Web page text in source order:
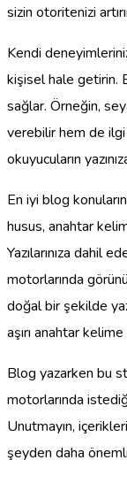
sizin otoritenizi
Kendi
kişisel hale getirin.
sağlar. Örneğin,
verebilir hem de
okuyucuların
En iyi blog
husus, anahtar
Yazılarınıza dahil
motorlarında
doğal bir şekilde
aşırı anahtar
Blog yazarken bu
motorlarında
Unutmayın,
şeyden daha